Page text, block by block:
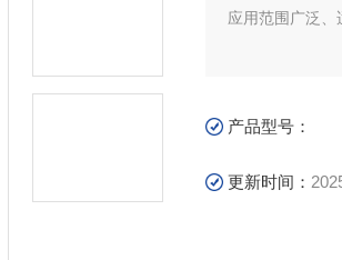
应用范围广泛
产品型号：
更新时间：